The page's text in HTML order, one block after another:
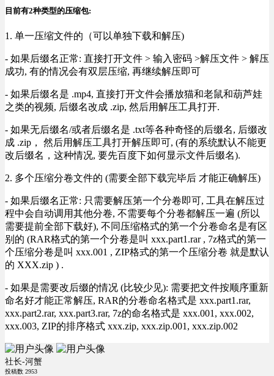
目前有2种类型的压缩包:
1. 单一压缩文件的（可以单独下载和解压)
- 如果后缀名正常: 直接打开文件 > 输入密码 >解压文件 > 解压
成功, 有的情况会有双层压缩, 再继续解压即可
- 如果后缀名是 .mp4, 直接打开文件会播放猫和老鼠和葫芦娃
之类的视频, 后缀名改成 .zip, 然后用解压工具打开.
- 如果无后缀名/或者后缀名是 .txt等各种奇怪的后缀名, 后缀改
成 .zip， 然后用解压工具打开解压即可, (有的系统默认不能更
改后缀名，这种情况, 要先百度下如何显示文件后缀名).
2. 多个压缩分卷文件的 (需要全部下载完毕后 才能正确解压)
- 如果后缀名正常: 只需要解压第一个分卷即可, 工具在解压过
程中会自动调用其他分卷, 不需要每个分卷都解压一遍 (所以
需要提前全部下载好), 不同压缩格式的第一个分卷命名是有区
别的 (RAR格式的第一个分卷是叫 xxx.part1.rar , 7z格式的第一
个压缩分卷是叫 xxx.001 , ZIP格式的第一个压缩分卷 就是默认
的 XXX.zip ) .
- 如果是需要改后缀的情况 (比较少见): 需要把文件按顺序重新
命名好才能正常解压, RAR的分卷命名格式是 xxx.part1.rar,
xxx.part2.rar, xxx.part3.rar, 7z的命名格式是 xxx.001, xxx.002,
xxx.003, ZIP的排序格式 xxx.zip, xxx.zip.001, xxx.zip.002
社长-河蟹
投稿数 2953